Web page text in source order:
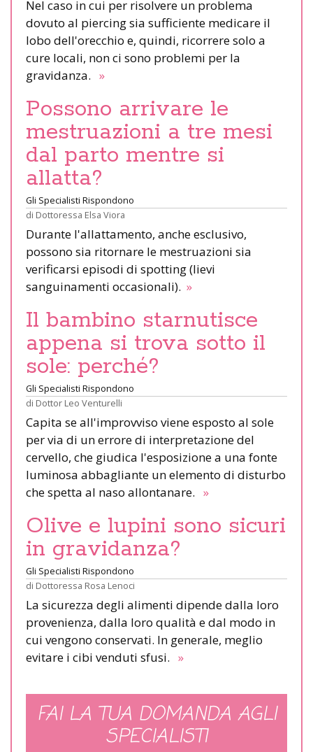
Nel caso in cui per risolvere un problema
dovuto al piercing sia sufficiente medicare il
lobo dell'orecchio e, quindi, ricorrere solo a
cure locali, non ci sono problemi per la
gravidanza. »
Possono arrivare le
mestruazioni a tre mesi
dal parto mentre si
allatta?
Gli Specialisti Rispondono
di Dottoressa Elsa Viora
Durante l'allattamento, anche esclusivo,
possono sia ritornare le mestruazioni sia
verificarsi episodi di spotting (lievi
sanguinamenti occasionali). »
Il bambino starnutisce
appena si trova sotto il
sole: perché?
Gli Specialisti Rispondono
di Dottor Leo Venturelli
Capita se all'improvviso viene esposto al sole
per via di un errore di interpretazione del
cervello, che giudica l'esposizione a una fonte
luminosa abbagliante un elemento di disturbo
che spetta al naso allontanare. »
Olive e lupini sono sicuri
in gravidanza?
Gli Specialisti Rispondono
di Dottoressa Rosa Lenoci
La sicurezza degli alimenti dipende dalla loro
provenienza, dalla loro qualità e dal modo in
cui vengono conservati. In generale, meglio
evitare i cibi venduti sfusi. »
FAI LA TUA DOMANDA AGLI
SPECIALISTI